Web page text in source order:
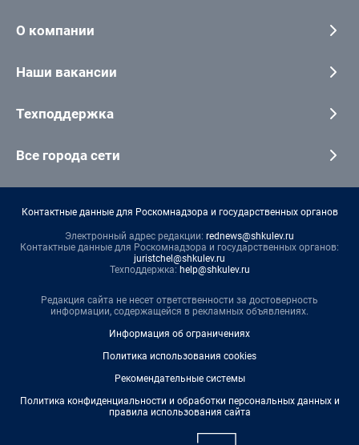
О компании
Наши вакансии
Техподдержка
Все города сети
Контактные данные для Роскомнадзора и государственных органов
Электронный адрес редакции: rednews@shkulev.ru
Контактные данные для Роскомнадзора и государственных органов:
juristchel@shkulev.ru
Техподдержка: help@shkulev.ru
Редакция сайта не несет ответственности за достоверность
информации, содержащейся в рекламных объявлениях.
Информация об ограничениях
Политика использования cookies
Рекомендательные системы
Политика конфиденциальности и обработки персональных данных и
правила использования сайта